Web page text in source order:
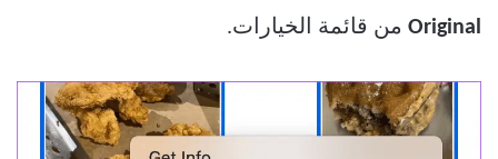
Original من قائمة الخيارات.